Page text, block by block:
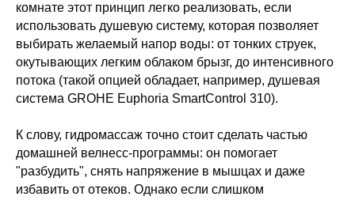
комнате этот принцип легко реализовать, если
использовать душевую систему, которая позволяет
выбирать желаемый напор воды: от тонких струек,
окутывающих легким облаком брызг, до интенсивного
потока (такой опцией обладает, например, душевая
система GROHE Euphoria SmartControl 310).
К слову, гидромассаж точно стоит сделать частью
домашней велнесс-программы: он помогает
"разбудить", снять напряжение в мышцах и даже
избавить от отеков. Однако если слишком